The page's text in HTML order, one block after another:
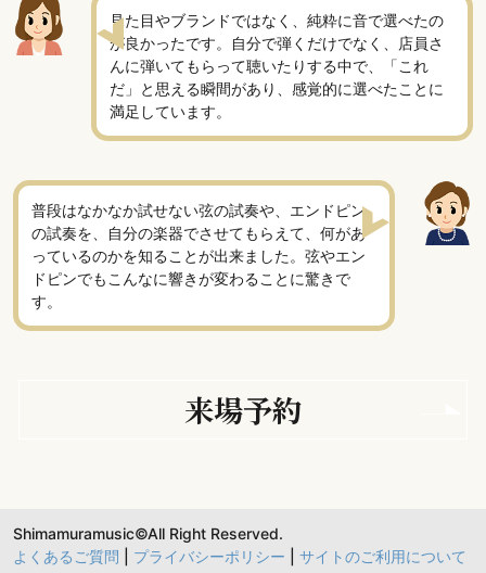
見た目やブランドではなく、純粋に音で選べたの
が良かったです。自分で弾くだけでなく、店員さ
んに弾いてもらって聴いたりする中で、「これ
だ」と思える瞬間があり、感覚的に選べたことに
満足しています。
普段はなかなか試せない弦の試奏や、エンドピン
の試奏を、自分の楽器でさせてもらえて、何があ
っているのかを知ることが出来ました。弦やエン
ドピンでもこんなに響きが変わることに驚きで
す。
来場予約
Shimamuramusic©All Right Reserved.
よくあるご質問
プライバシーポリシー サイトのご利用について